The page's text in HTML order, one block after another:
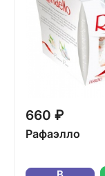
660 ₽
Рафаэлло